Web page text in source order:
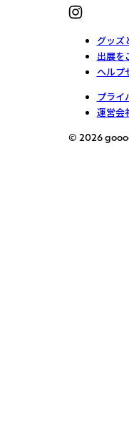
グッズ
出展を
ヘルプ
プライ
運営会
© 2026